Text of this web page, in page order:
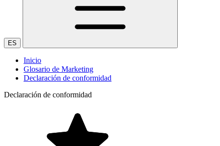
ES
Inicio
Glosario de Marketing
Declaración de conformidad
Declaración de conformidad